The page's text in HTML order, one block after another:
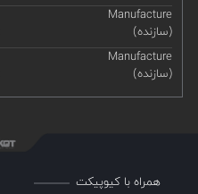
Manufacture
(سازنده)
Manufacture
(سازنده)
همراه با کیوپیکت